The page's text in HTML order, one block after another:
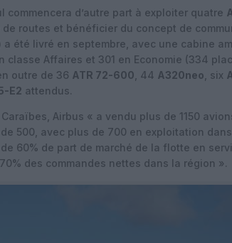
commencera d’autre part à exploiter quatre
routes et bénéficier du concept de
a été livré en septembre, avec une cabine
classe Affaires et 301 en Economie (334
outre de 36 ATR 72-600 , 44 A320neo , six
E2 attendus.
Airbus « a vendu plus de 1150
500, avec plus de 700 en exploitation
60% de part de marché de la flotte en
des commandes nettes dans la région ».